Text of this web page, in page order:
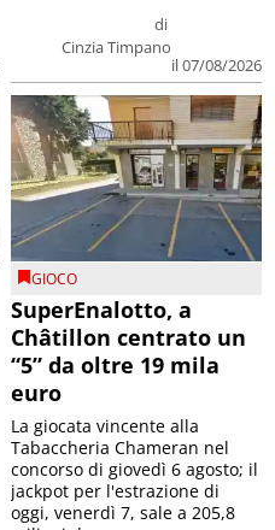
di
Cinzia Timpano
il 07/08/2026
GIOCO
SuperEnalotto, a
Châtillon centrato un
“5” da oltre 19 mila
euro
La giocata vincente alla
Tabaccheria Chameran nel
concorso di giovedì 6 agosto; il
jackpot per l'estrazione di
oggi, venerdì 7, sale a 205,8